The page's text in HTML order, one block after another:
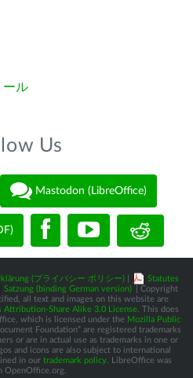
ール
Us
Mastodon (LibreOffice)
(プライバシー ポリシー)
Statutes
Satzung (binding German version)
| Copyright
all text and images on this website are
Attribution-Share Alike 3.0 License. This does
which is licensed under the Mozilla Public
Foundation” are registered trademarks
or are in actual use as trademarks in one or
and icons are also subject to international
in our trademark policy. LibreOffice was
OpenOffice.org.